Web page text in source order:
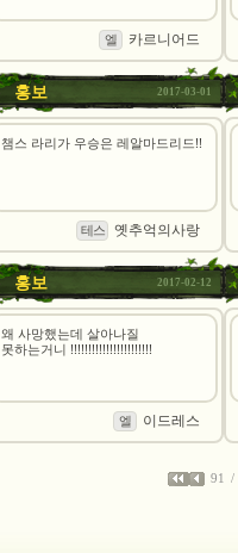
엘 카르니어드
홍보
챔스 라리가 우승은 레알마드리드!!
테스 옛추억의사랑
2017-03-01
홍보
왜 사망했는데 살아나질
못하는거니 !!!!!!!!!!!!!!!!!!!!!!!
엘 이드레스
2017-02-12
91